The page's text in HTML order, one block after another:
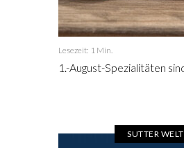
Lesezeit: 1 Min.
1.-August-Spezialitäten
SUTTER WELT